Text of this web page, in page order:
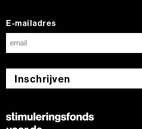
E-mailadres
Inschrijven